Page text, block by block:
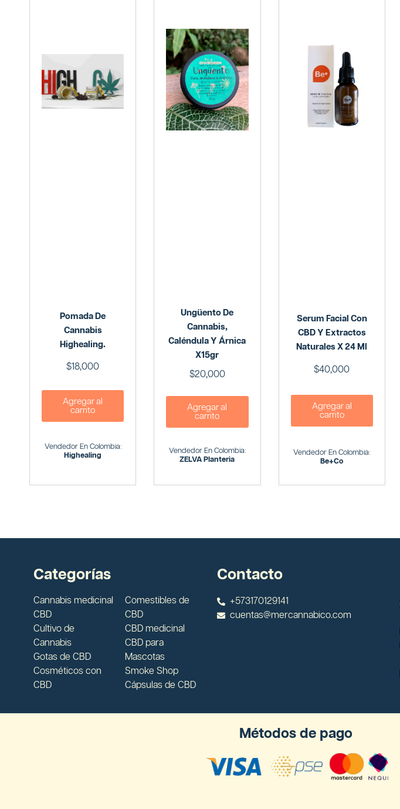
Pomada De
Cannabis
Highealing.
$18,000
Agregar al
carrito
Vendedor En Colombia:
Highealing
Ungüento De
Cannabis,
Caléndula Y Árnica
X15gr
$20,000
Agregar al
carrito
Vendedor En Colombia:
ZELVA Planteria
Serum Facial Con
CBD Y Extractos
Naturales X 24 Ml
$40,000
Agregar al
carrito
Vendedor En Colombia:
Be+Co
Categorías
Cannabis medicinal
CBD
Cultivo de
Cannabis
Gotas de CBD
Cosméticos con
CBD
Comestibles de
CBD
CBD medicinal
CBD para
Mascotas
Smoke Shop
Cápsulas de CBD
Contacto
+573170129141
cuentas@mercannabico.com
Métodos de pago